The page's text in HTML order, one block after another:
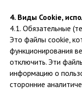
4. Виды Cookie,
4.1. Обязательные
Это файлы cookie,
функционирования
отключить. Эти
информацию о
сторонние